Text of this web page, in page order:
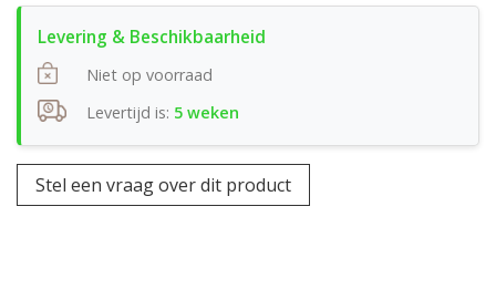
Niet op voorraad
Levertijd is: 5 weken
Stel een vraag over dit product